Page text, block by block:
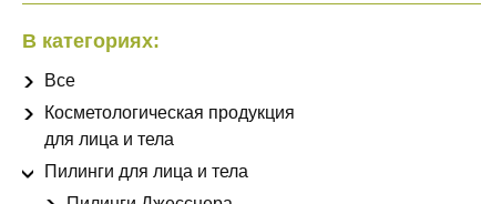
В категориях:
Все
Косметологическая продукция
для лица и тела
Пилинги для лица и тела